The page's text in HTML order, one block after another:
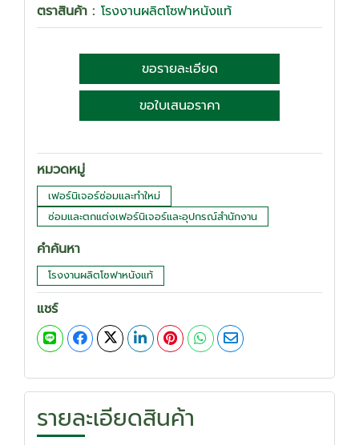
ตราสินค้า : โรงงานผลิตโซฟาหนังแท้
ขอรายละเอียด
ขอใบเสนอราคา
หมวดหมู่
เฟอร์นิเจอร์ซ่อมและทำใหม่
ซ่อมและตกแต่งเฟอร์นิเจอร์และอุปกรณ์สำนักงาน
คำค้นหา
โรงงานผลิตโซฟาหนังแท้
แชร์
รายละเอียดสินค้า